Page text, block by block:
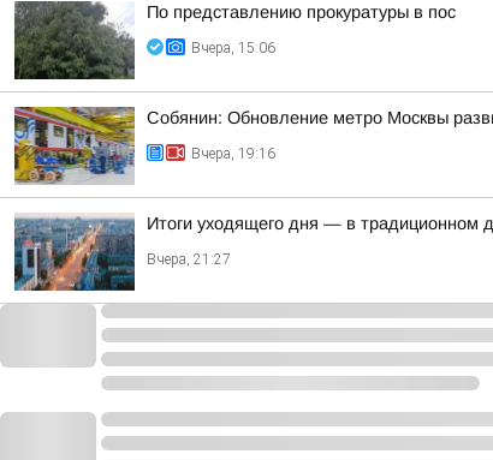
По представлению прокуратуры в пос
Вчера, 15:06
Собянин: Обновление метро Москвы
Вчера, 19:16
Итоги уходящего дня — в традиционном
Вчера, 21:27